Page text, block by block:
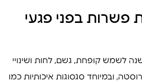
פשרות בפני פגעי
לשמש קופחת, גשם, לחות ושינויי
ובמיוחד סגסוגות איכותיות כמו